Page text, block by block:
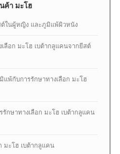
ค้า มะโฮ
ในผู้หญิง และภูมิแพ้ผิวหนัง
ลือก มะโฮ เบต้ากลูแคนจากยีสต์
พ้กับการรักษาทางเลือก มะโฮ
กษาทางเลือก มะโฮ เบต้ากลูแคน
มะโฮ เบต้ากลูแคน